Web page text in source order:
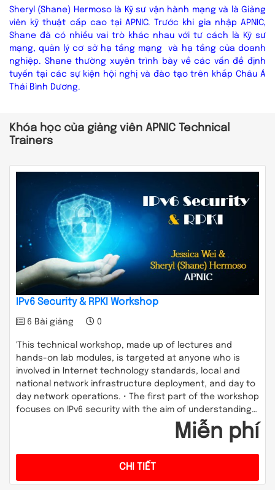
Sheryl (Shane) Hermoso là Kỹ sư vận hành mạng và là Giảng
viên kỹ thuật cấp cao tại APNIC. Trước khi gia nhập APNIC,
Shane đã có nhiều vai trò khác nhau với tư cách là Kỹ sư
mạng, quản lý cơ sở hạ tầng mạng và hạ tầng của doanh
nghiệp. Shane thường xuyên trình bày về các vấn đề định
tuyến tại các sự kiện hội nghị và đào tạo trên khắp Châu Á
Thái Bình Dương.
Khóa học của giảng viên APNIC Technical
Trainers
IPv6 Security & RPKI Workshop
6 Bài giảng 0
'This technical workshop, made up of lectures and
hands-on lab modules, is targeted at anyone who is
involved in Internet technology standards, local and
national network infrastructure deployment, and day to
day network operations. • The first part of the workshop
focuses on IPv6 security with the aim of understanding…
Miễn phí
CHI TIẾT